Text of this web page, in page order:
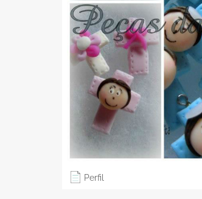
Perfil